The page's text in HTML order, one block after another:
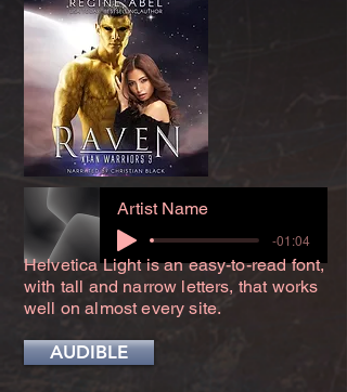
Artist Name
-01:04
Helvetica Light is an easy-to-read font,
with tall and narrow letters, that works
well on almost every site.
AUDIBLE